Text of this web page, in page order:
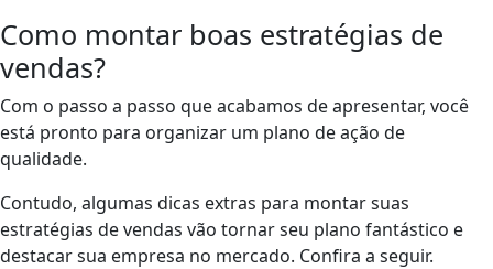
Como montar boas estratégias de
vendas?
Com o passo a passo que acabamos de apresentar, você
está pronto para organizar um plano de ação de
qualidade.
Contudo, algumas dicas extras para montar suas
estratégias de vendas vão tornar seu plano fantástico e
destacar sua empresa no mercado. Confira a seguir.